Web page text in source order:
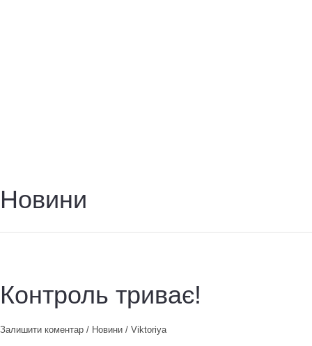
Новини
Контроль триває!
Залишити коментар / Новини / Viktoriya